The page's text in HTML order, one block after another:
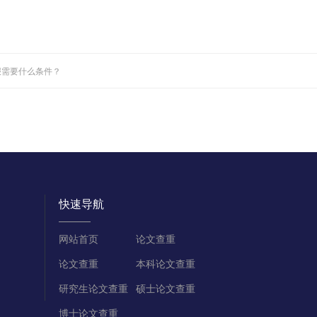
要什么条件？
快速导航
网站首页 论文查重
论文查重 本科论文查重
研究生论文查重 硕士论文查重
博士论文查重